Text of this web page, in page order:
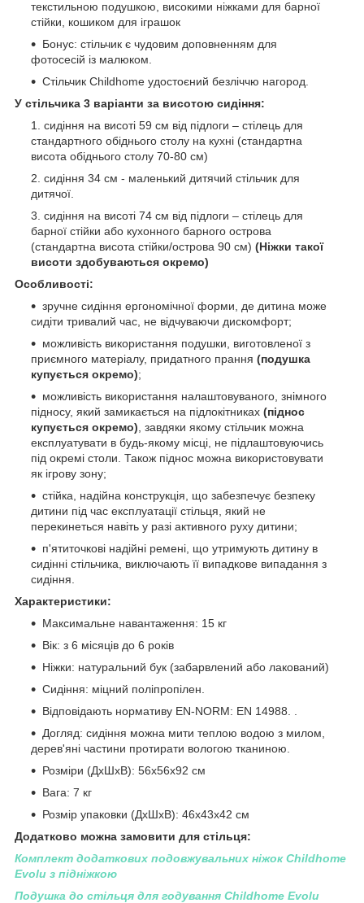
текстильною подушкою, високими ніжками для барної
стійки, кошиком для іграшок
Бонус: стільчик є чудовим доповненням для
фотосесій із малюком.
Стільчик Childhome удостоєний безліччю нагород.
У стільчика 3 варіанти за висотою сидіння:
сидіння на висоті 59 см від підлоги – стілець для
стандартного обіднього столу на кухні (стандартна
висота обіднього столу 70-80 см)
сидіння 34 см - маленький дитячий стільчик для
дитячої.
сидіння на висоті 74 см від підлоги – стілець для
барної стійки або кухонного барного острова
(стандартна висота стійки/острова 90 см) (Ніжки такої
висоти здобуваються окремо)
Особливості:
зручне сидіння ергономічної форми, де дитина може
сидіти тривалий час, не відчуваючи дискомфорт;
можливість використання подушки, виготовленої з
приємного матеріалу, придатного прання (подушка
купується окремо);
можливість використання налаштовуваного, знімного
підносу, який замикається на підлокітниках (піднос
купується окремо), завдяки якому стільчик можна
експлуатувати в будь-якому місці, не підлаштовуючись
під окремі столи. Також піднос можна використовувати
як ігрову зону;
стійка, надійна конструкція, що забезпечує безпеку
дитини під час експлуатації стільця, який не
перекинеться навіть у разі активного руху дитини;
п'ятиточкові надійні ремені, що утримують дитину в
сидінні стільчика, виключають її випадкове випадання з
сидіння.
Характеристики:
Максимальне навантаження: 15 кг
Вік: з 6 місяців до 6 років
Ніжки: натуральний бук (забарвлений або лакований)
Сидіння: міцний поліпропілен.
Відповідають нормативу EN-NORM: EN 14988. .
Догляд: сидіння можна мити теплою водою з милом,
дерев'яні частини протирати вологою тканиною.
Розміри (ДxШxВ): 56x56x92 см
Вага: 7 кг
Розмір упаковки (ДxШxВ): 46x43x42 см
Додатково можна замовити для стільця:
Комплект додаткових подовжувальних ніжок Childhome
Evolu з підніжкою
Подушка до стільця для годування Childhome Evolu